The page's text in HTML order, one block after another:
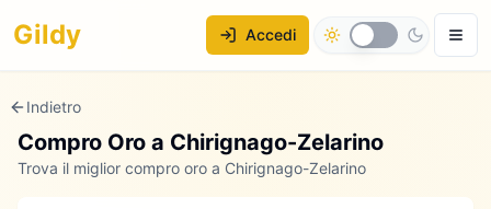
Gildy Accedi
Indietro
Compro Oro a Chirignago-Zelarino
Trova il miglior compro oro a Chirignago-Zelarino